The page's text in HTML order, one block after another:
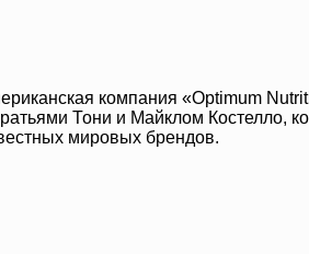
компания «Optimum
Тони и Майклом Костелло,
мировых брендов.